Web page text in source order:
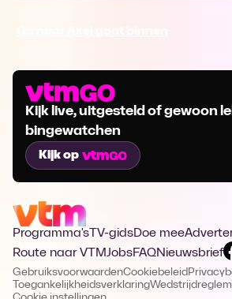
Kijk live, uitgesteld of gewoon
bingewatchen
Kijk op
Programma's TV-gidsDoe mee
Route naar VTMJobsFAQNieuwsbrief
GebruiksvoorwaardenCookiebeleid
Toegankelijkheidsverklaring